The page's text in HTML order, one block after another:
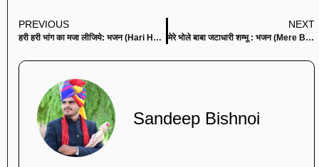
PREVIOUS
हरी हरी भांग का मजा लीजिये: भजन (Hari Hari Bhang Ka Maja Lijiye)
NEXT
मेरे भोले बाबा जटाधारी शम्भू : भजन (Mere Bhole Baba Jatadhari Shambhu)
Sandeep Bishnoi